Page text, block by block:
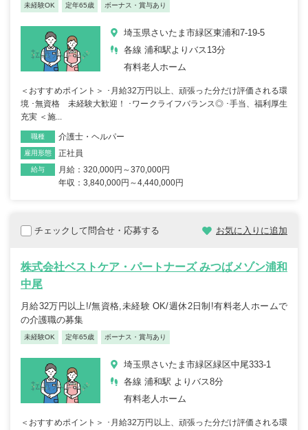
未経験OK 定年65歳 ボーナス・賞与あり
埼玉県さいたま市緑区東浦和7-19-5
各線 浦和駅よりバス13分
有料老人ホーム
＜おすすめポイント＞ ･月給32万円以上、頑張った分だけ評価される環
境 ･無資格 未経験大歓迎！ ･ワークライフバランス◎ ･手当、福利厚生
充実 ＜施...
職種 介護士・ヘルパー
雇用形態 正社員
給与
月給：320,000円～370,000円
年収：3,840,000円～4,440,000円
チェックして問合せ・応募する お気に入りに追加
株式会社ベストケア・パートナーズ みつばメゾン浦和
中尾
月給32万円以上!/無資格,未経験 OK/週休2日制!有料老人ホームで
の介護職の募集
未経験OK 定年65歳 ボーナス・賞与あり
埼玉県さいたま市緑区緑区中尾333-1
各線 浦和駅 よりバス8分
有料老人ホーム
＜おすすめポイント＞ ･月給32万円以上、頑張った分だけ評価される環